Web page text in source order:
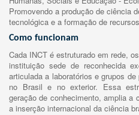
Promovendo a produção de ciência
tecnológica e a formação de
Como funcionam
Cada INCT é estruturado em rede,
instituição sede de reconhecida
articulada a laboratórios e grupos
no Brasil e no exterior. Essa
geração de conhecimento, amplia a
a inserção internacional da ciência